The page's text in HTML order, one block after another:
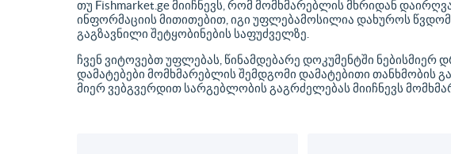
თუ Fishmarket.ge მიიჩნევს, რომ მომხმარებლის მხრიდან
ინფორმაციის მითითებით, იგი უფლებამოსილია დახუროს
გაგზავნილი შეტყობინების საფუძველზე.
ჩვენ ვიტოვებთ უფლებას, წინამდებარე დოკუმენტში
დამატებები მომხმარებლის შემდგომი დამატებითი თანხმობის
მიერ ვებგვერდით სარგებლობის გაგრძელებას მიიჩნევს